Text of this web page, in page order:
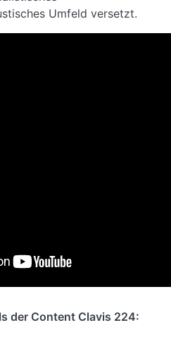
Umfeld versetzt.
der Content Clavis 224: